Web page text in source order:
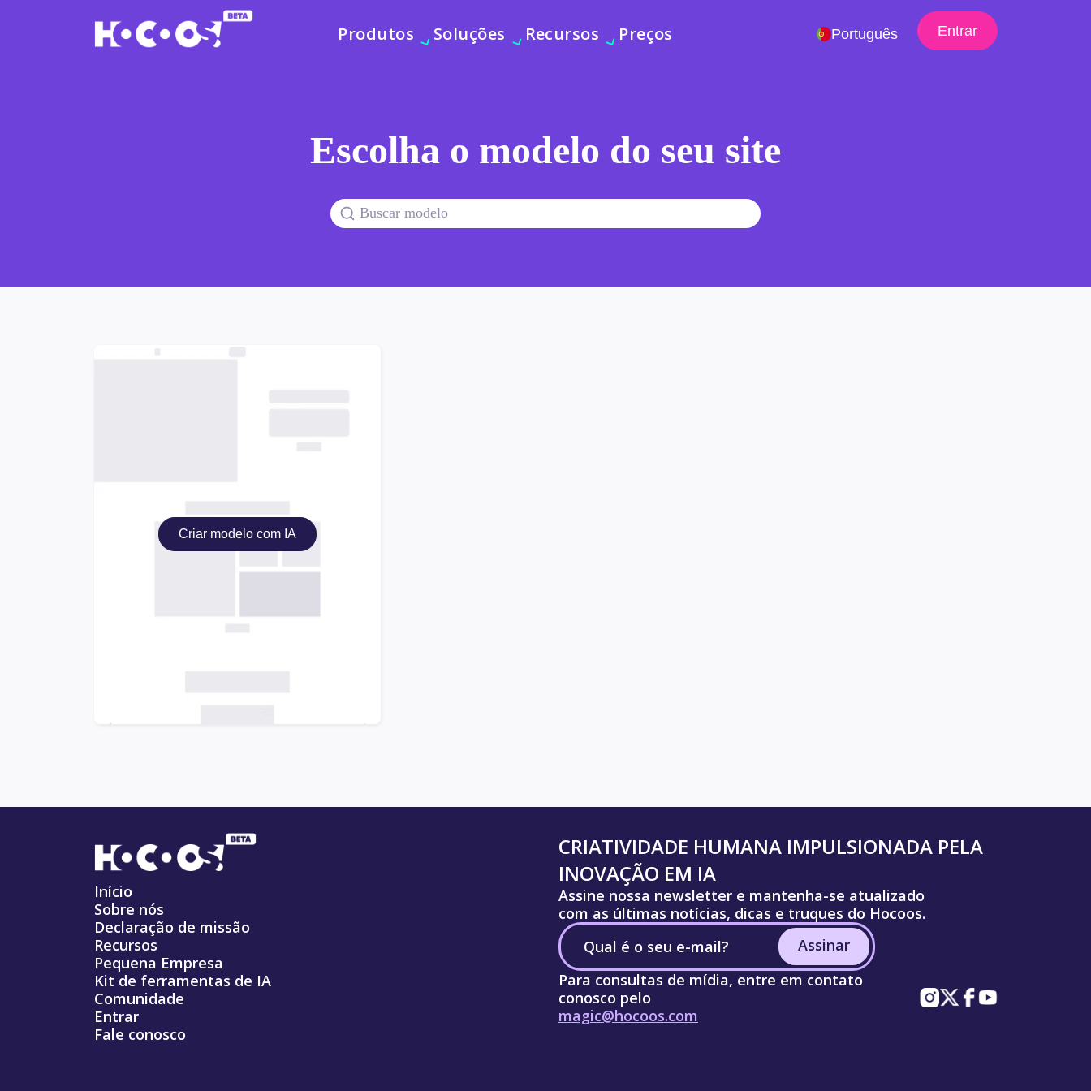
Produtos Soluções Recursos Preços Português Entrar
Escolha o modelo do seu site
Criar modelo com IA
Início
Sobre nós
Declaração de missão
Recursos
Pequena Empresa
Kit de ferramentas de IA
Comunidade
Entrar
Fale conosco
CRIATIVIDADE HUMANA IMPULSIONADA PELA
INOVAÇÃO EM IA
Assine nossa newsletter e mantenha-se atualizado
com as últimas notícias, dicas e truques do Hocoos.
Assinar
Para consultas de mídia, entre em contato
conosco pelo
magic@hocoos.com